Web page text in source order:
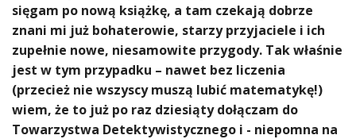
sięgam po nową książkę, a tam czekają dobrze
znani mi już bohaterowie, starzy przyjaciele i ich
zupełnie nowe, niesamowite przygody. Tak właśnie
jest w tym przypadku – nawet bez liczenia
(przecież nie wszyscy muszą lubić matematykę!)
wiem, że to już po raz dziesiąty dołączam do
Towarzystwa Detektywistycznego i - niepomna na